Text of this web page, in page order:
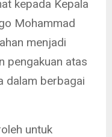
kepada Kepala
Mohammad
menjadi
pengakuan atas
dalam berbagai
untuk